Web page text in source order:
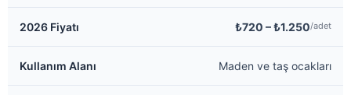
₺720 – ₺1.250/adet
Maden ve taş ocakları